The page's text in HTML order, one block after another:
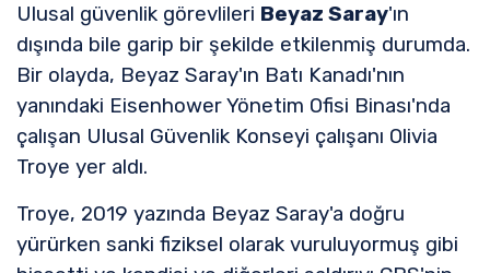
Ulusal güvenlik görevlileri Beyaz Saray'ın
dışında bile garip bir şekilde etkilenmiş durumda.
Bir olayda, Beyaz Saray'ın Batı Kanadı'nın
yanındaki Eisenhower Yönetim Ofisi Binası'nda
çalışan Ulusal Güvenlik Konseyi çalışanı Olivia
Troye yer aldı.
Troye, 2019 yazında Beyaz Saray'a doğru
yürürken sanki fiziksel olarak vuruluyormuş gibi